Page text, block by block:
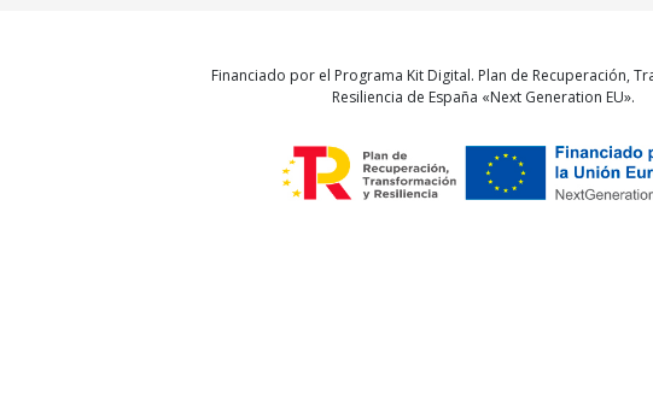
Financiado por el Programa Kit Digital. Plan de Recuperación,
Resiliencia de España «Next Generation EU».